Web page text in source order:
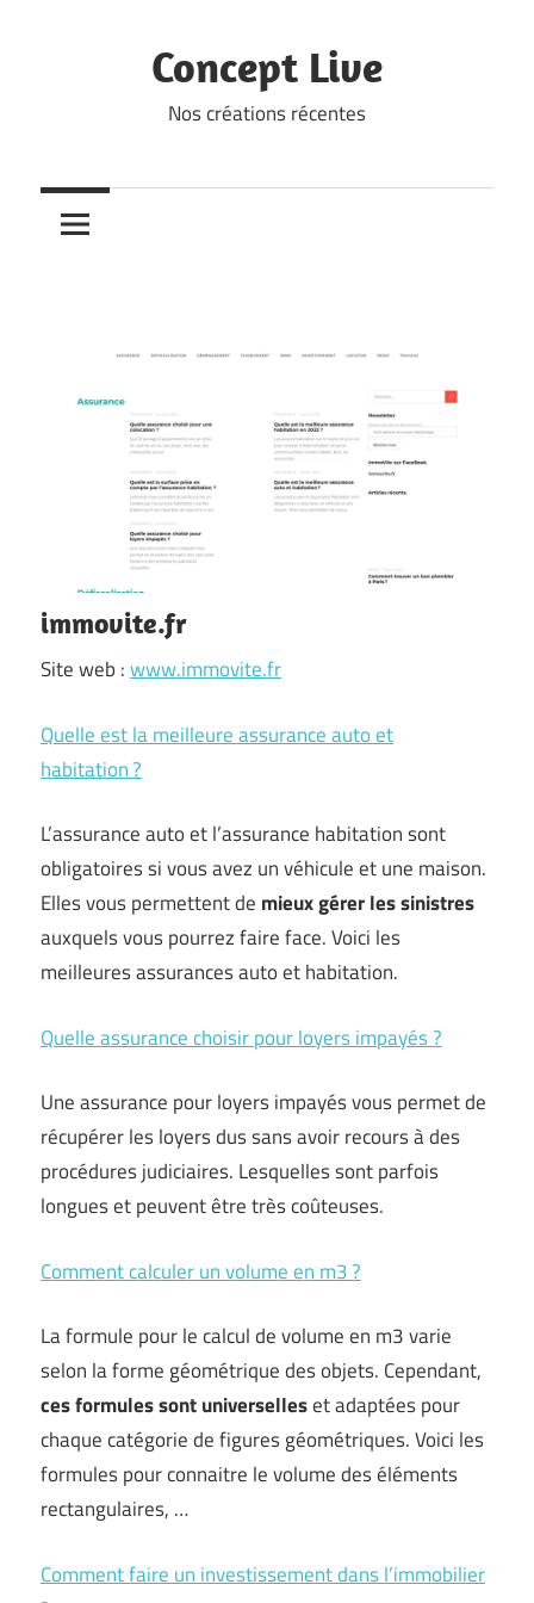
Concept Live
Nos créations récentes
immovite.fr
Site web :www.immovite.fr
Quelle est la meilleure assurance auto et
habitation ?
L’assurance auto et l’assurance habitation sont
obligatoires si vous avez un véhicule et une maison.
Elles vous permettent de mieux gérer les sinistres
auxquels vous pourrez faire face. Voici les
meilleures assurances auto et habitation.
Quelle assurance choisir pour loyers impayés ?
Une assurance pour loyers impayés vous permet de
récupérer les loyers dus sans avoir recours à des
procédures judiciaires. Lesquelles sont parfois
longues et peuvent être très coûteuses.
Comment calculer un volume en m3 ?
La formule pour le calcul de volume en m3 varie
selon la forme géométrique des objets. Cependant,
ces formules sont universelleset adaptées pour
chaque catégorie de figures géométriques. Voici les
formules pour connaitre le volume des éléments
rectangulaires, …
Comment faire un investissement dans l’immobilier